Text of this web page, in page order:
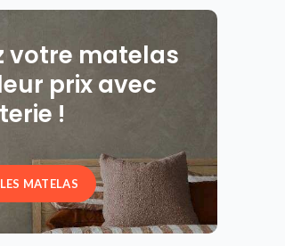
votre matelas
prix avec
!
MATELAS